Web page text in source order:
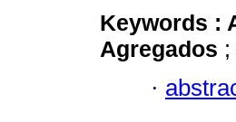
Keywords :
Agregados ;
·